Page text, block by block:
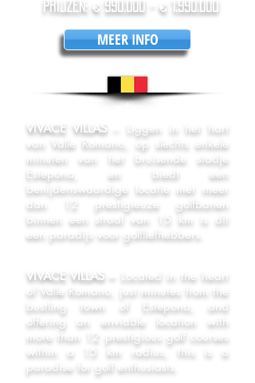
Prijzen: € 990.000 - € 1.990.000
MEER INFO
VIVACE VILLAS
– Liggen in het hart
van Valle Romano, op slechts enkele
minuten van het bruisende stadje
Estepona, en biedt een
benijdenswaardige locatie met meer
dan 12 prestigieuze golfbanen
binnen een straal van 15 km is dit
een paradijs voor golfliefhebbers.
VIVACE VILLAS –
Located in the heart
of Valle Romano, just minutes from the
bustling town of Estepona, and
offering an enviable location with
more than 12 prestigious golf courses
within a 15 km radius, this is a
paradise for golf enthusiasts.